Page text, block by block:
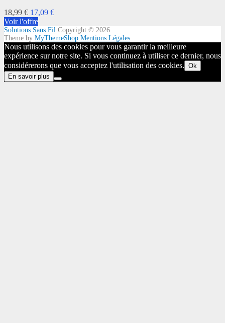
18,99 € 17,09 €
Voir l'offre
Solutions Sans Fil Copyright © 2026.
Theme by MyThemeShop Mentions Légales
Nous utilisons des cookies pour vous garantir la meilleure
expérience sur notre site. Si vous continuez à utiliser ce dernier, nous
considérerons que vous acceptez l'utilisation des cookies. Ok
En savoir plus